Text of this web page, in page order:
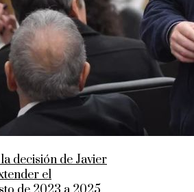
decisión de Javier
el